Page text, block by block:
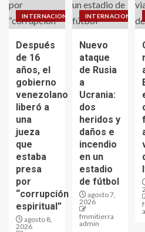
INTERNACIONALES
Después
de 16
años, el
gobierno
venezolano
liberó a
una
jueza
que
estaba
presa
por
“corrupción
espiritual”
agosto 8,
2026
INTERNACIONALES
Nuevo
ataque
de Rusia
a
Ucrania:
dos
heridos y
daños e
incendio
en un
estadio
de fútbol
agosto 7,
2026
fmmitierra
admin